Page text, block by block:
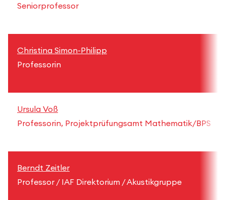
Seniorprofessor
Christina Simon-Philipp
Professorin
Ursula Voß
Professorin, Projektprüfungsamt Mathematik/BPS
Berndt Zeitler
Professor / IAF Direktorium / Akustikgruppe